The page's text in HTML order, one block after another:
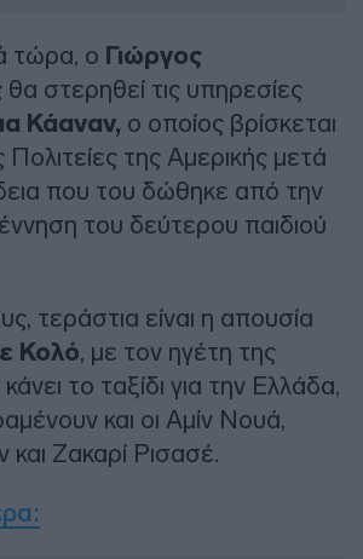
τώρα, ο Γιώργος
θα στερηθεί τις υπηρεσίες
Κάαναν, ο οποίος βρίσκεται
της Αμερικής μετά
που του δώθηκε από την
του δεύτερου παιδιού
τεράστια είναι η απουσία
Κολό, με τον ηγέτη της
το ταξίδι για την Ελλάδα,
και οι Αμίν Νουά,
Ζακαρί Ρισασέ.